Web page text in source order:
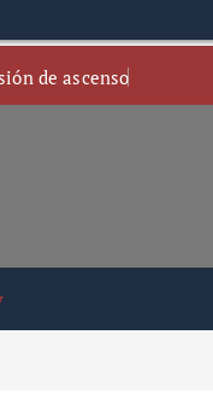
de ascenso